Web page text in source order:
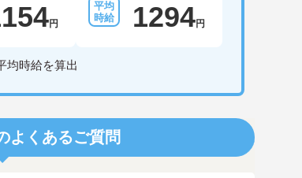
円 1294円
均時給を算出
よくあるご質問